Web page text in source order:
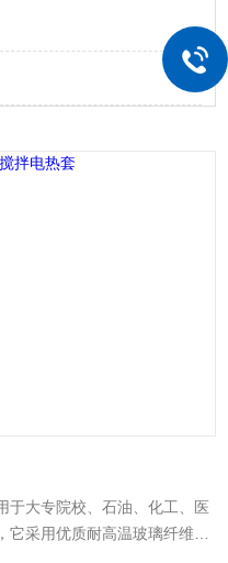
于大专院校、石油、化工、医
采用优质耐高温玻璃纤维做